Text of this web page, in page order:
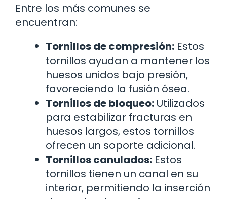
Entre los más comunes se
encuentran:
Tornillos de compresión: Estos
tornillos ayudan a mantener los
huesos unidos bajo presión,
favoreciendo la fusión ósea.
Tornillos de bloqueo: Utilizados
para estabilizar fracturas en
huesos largos, estos tornillos
ofrecen un soporte adicional.
Tornillos canulados: Estos
tornillos tienen un canal en su
interior, permitiendo la inserción